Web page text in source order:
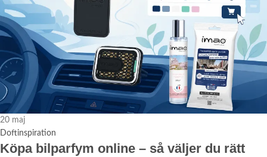
20 maj
Doftinspiration
Köpa bilparfym online – så väljer du rätt